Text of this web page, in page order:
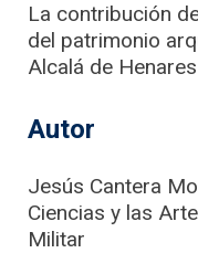
La contribución
del patrimonio
Alcalá de Henares
Autor
Jesús Cantera
Ciencias y las
Militar